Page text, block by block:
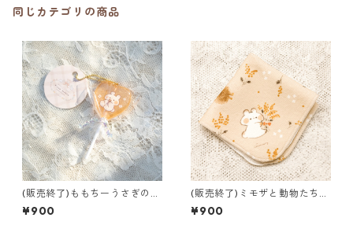
同じカテゴリの商品
(販売終了)ももちーうさぎのキ
ャンディーキーホルダー
¥900
(販売終了)ミモザと動物たち
ミニタオル
¥900